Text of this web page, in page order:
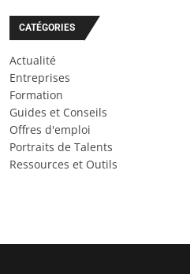
CATÉGORIES
Actualité
Entreprises
Formation
Guides et Conseils
Offres d'emploi
Portraits de Talents
Ressources et Outils